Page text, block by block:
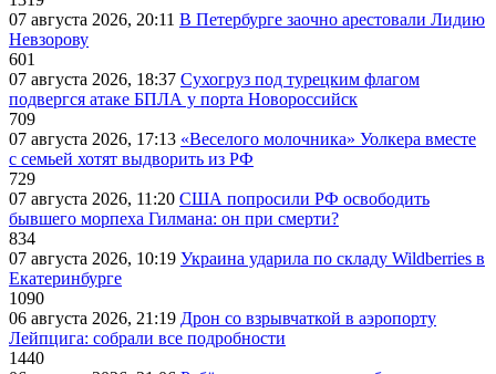
07 августа 2026, 20:11 В Петербурге заочно арестовали Лидию
Невзорову
601
07 августа 2026, 18:37 Сухогруз под турецким флагом
подвергся атаке БПЛА у порта Новороссийск
709
07 августа 2026, 17:13 «Веселого молочника» Уолкера вместе
с семьей хотят выдворить из РФ
729
07 августа 2026, 11:20 США попросили РФ освободить
бывшего морпеха Гилмана: он при смерти?
834
07 августа 2026, 10:19 Украина ударила по складу Wildberries в
Екатеринбурге
1090
06 августа 2026, 21:19 Дрон со взрывчаткой в аэропорту
Лейпцига: собрали все подробности
1440